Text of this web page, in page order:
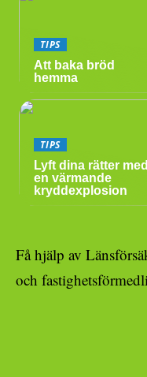
TIPS
Att baka bröd
hemma
TIPS
Lyft dina rätter med
en värmande
kryddexplosion
Få hjälp av
och